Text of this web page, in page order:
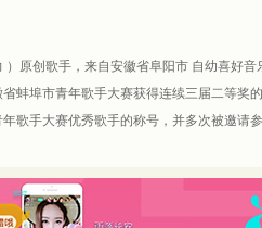
）原创歌手，来自安徽省阜阳市 自幼喜好
蚌埠市青年歌手大赛获得连续三届二等奖
歌手大赛优秀歌手的称号，并多次被邀请